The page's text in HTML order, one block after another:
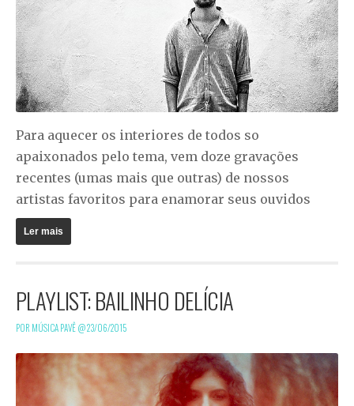
Para aquecer os interiores de todos so
apaixonados pelo tema, vem doze gravações
recentes (umas mais que outras) de nossos
artistas favoritos para enamorar seus ouvidos
Ler mais
PLAYLIST: BAILINHO DELÍCIA
POR MÚSICA PAVÊ @23/06/2015